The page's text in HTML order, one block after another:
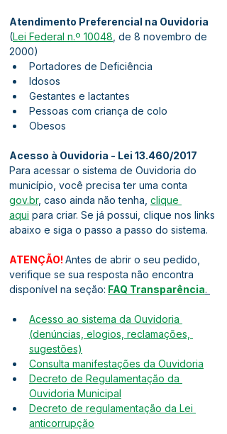
Atendimento Preferencial na Ouvidoria
(Lei Federal n.º 10048 , de 8 novembro de
2000)
Portadores de Deficiência
Idosos
Gestantes e lactantes
Pessoas com criança de colo
Obesos
Acesso à Ouvidoria - Lei 13.460/2017
Para acessar o sistema de Ouvidoria do
município, você precisa ter uma conta
gov.br, caso ainda não tenha, clique
aqui para criar. Se já possui, clique nos links
abaixo e siga o passo a passo do sistema.
ATENÇÃO! Antes de abrir o seu pedido,
verifique se sua resposta não encontra
disponível na seção: FAQ Transparência.
Acesso ao sistema da Ouvidoria
(denúncias, elogios, reclamações,
sugestões)
Consulta manifestações da Ouvidoria
Decreto de Regulamentação da
Ouvidoria Municipal
Decreto de regulamentação da Lei
anticorrupção